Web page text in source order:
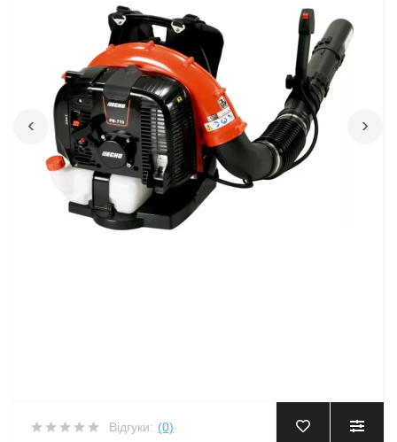
‹ ›
‹ ›
Відгуки: (0)